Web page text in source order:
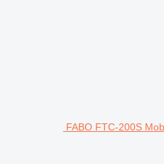
FABO FTC-200S